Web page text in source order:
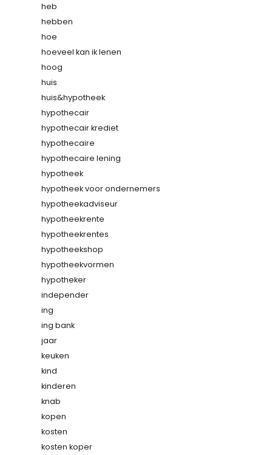
heb
hebben
hoe
hoeveel kan ik lenen
hoog
huis
huis&hypotheek
hypothecair
hypothecair krediet
hypothecaire
hypothecaire lening
hypotheek
hypotheek voor ondernemers
hypotheekadviseur
hypotheekrente
hypotheekrentes
hypotheekshop
hypotheekvormen
hypotheker
independer
ing
ing bank
jaar
keuken
kind
kinderen
knab
kopen
kosten
kosten koper